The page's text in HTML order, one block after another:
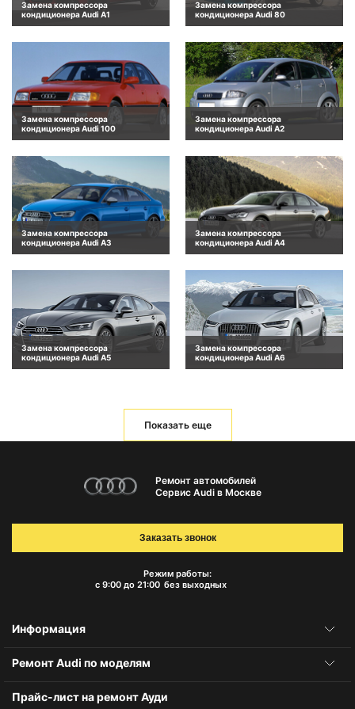
Замена компрессора
кондиционера Audi A1
Замена компрессора
кондиционера Audi 80
Замена компрессора
кондиционера Audi 100
Замена компрессора
кондиционера Audi A2
Замена компрессора
кондиционера Audi A3
Замена компрессора
кондиционера Audi A4
Замена компрессора
кондиционера Audi A5
Замена компрессора
кондиционера Audi A6
Показать еще
Ремонт автомобилей
Сервис Audi в Москве
Режим работы:
с 9:00 до 21:00 без выходных
Заказать звонок
Информация
Ремонт Audi по моделям
Прайс-лист на ремонт Ауди